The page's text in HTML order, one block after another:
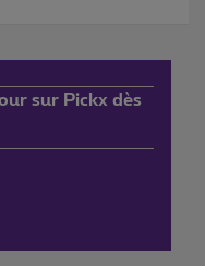
sur Pickx dès